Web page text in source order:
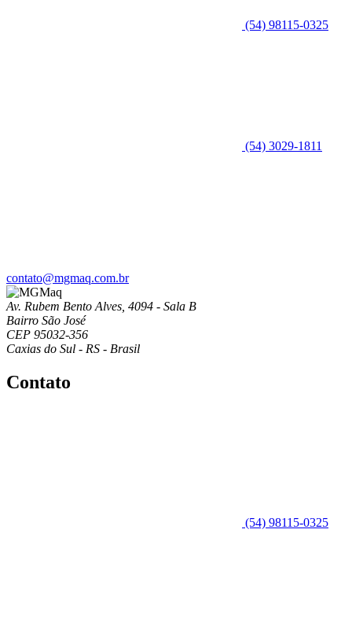
(54) 98115-0325
(54) 3029-1811
contato@mgmaq.com.br
Av. Rubem Bento Alves, 4094 - Sala B
Bairro São José
CEP 95032-356
Caxias do Sul - RS - Brasil
Contato
(54) 98115-0325